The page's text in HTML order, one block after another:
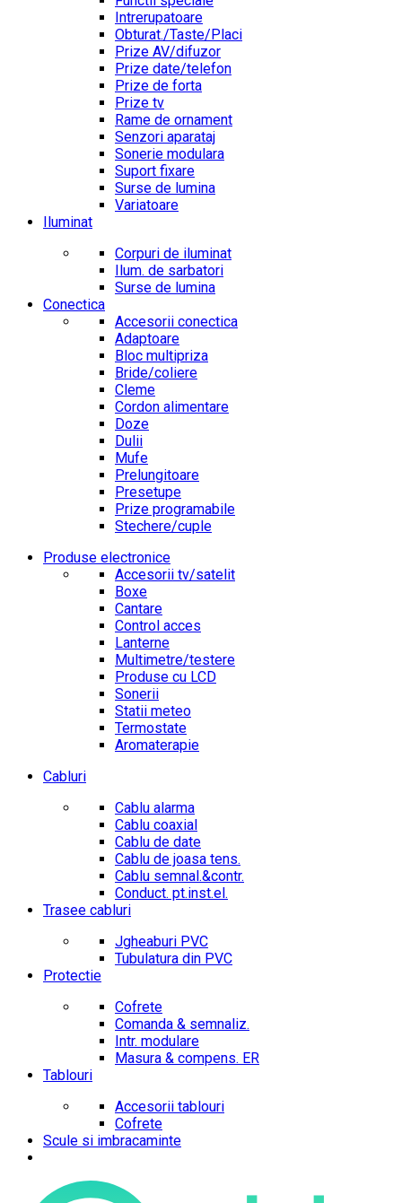
Intrerupatoare
Obturat./Taste/Placi
Prize AV/difuzor
Prize date/telefon
Prize de forta
Prize tv
Rame de ornament
Senzori aparataj
Sonerie modulara
Suport fixare
Surse de lumina
Variatoare
Iluminat
Corpuri de iluminat
Ilum. de sarbatori
Surse de lumina
Conectica
Accesorii conectica
Adaptoare
Bloc multipriza
Bride/coliere
Cleme
Cordon alimentare
Doze
Dulii
Mufe
Prelungitoare
Presetupe
Prize programabile
Stechere/cuple
Produse electronice
Accesorii tv/satelit
Boxe
Cantare
Control acces
Lanterne
Multimetre/testere
Produse cu LCD
Sonerii
Statii meteo
Termostate
Aromaterapie
Cabluri
Cablu alarma
Cablu coaxial
Cablu de date
Cablu de joasa tens.
Cablu semnal.&contr.
Conduct. pt.inst.el.
Trasee cabluri
Jgheaburi PVC
Tubulatura din PVC
Protectie
Cofrete
Comanda & semnaliz.
Intr. modulare
Masura & compens. ER
Tablouri
Accesorii tablouri
Cofrete
Scule si imbracaminte